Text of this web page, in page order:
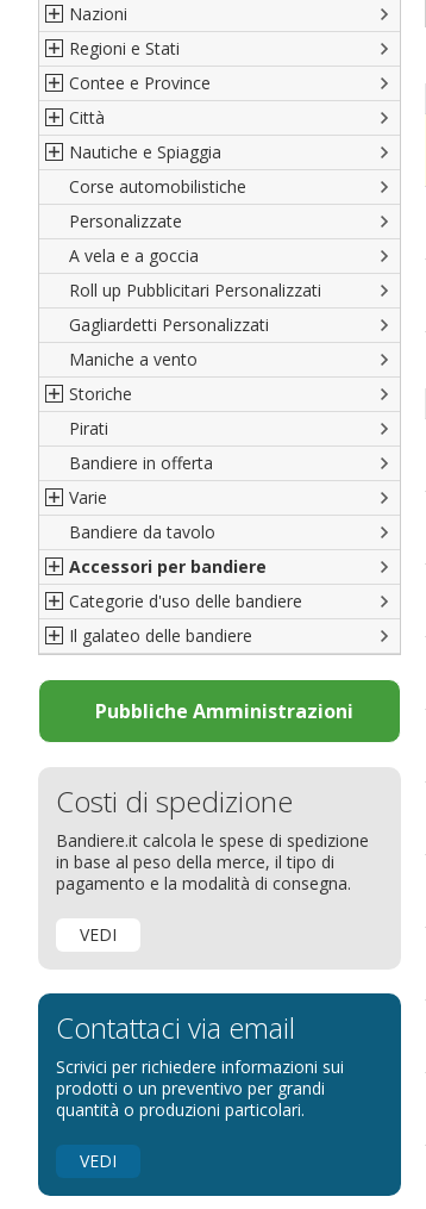
Nazioni
Nord America
Sud America
Europa
Africa
Asia
Oceania
Regioni e Stati
Regioni italiane
Territori Italiani
Stati USA
Francesi
Spagnole
Austriache
Tedesche
Regioni varie
Contee e Province
Cantoni Svizzeri
Province Italiane
Province Spagnole
Francia d'oltremare
Territori britannici d'oltremare
Varie Province del Mondo
Città
Città Italiane
Città spagnole
Città francesi
Città del mondo
Nautiche e Spiaggia
Militari e Mercantili
Codice internazionale nautico
Gran Pavese
Da spiaggia
Di cortesia
Corse automobilistiche
Personalizzate
A vela e a goccia
Roll up Pubblicitari Personalizzati
Gagliardetti Personalizzati
Maniche a vento
Storiche
Italiane
Porte di Milano
Francesi
Americane
Britanniche
Resto del Mondo
Pirati
Bandiere in offerta
Varie
Bandiere del CICAP - Think Deep
Bandiere di Orgoglio Bresciano
Organizzazioni internazionali
Diplomatiche
Bandiere Pubblicitarie
Natale e altre festività
Bandiere etniche e religiose
Bandiere da tavolo
Accessori per bandiere
Accessori per bandiere
Accessori per bandiere da tavolo
Categorie d'uso delle bandiere
Bandiere segnavento
Bandiere per sbandieratori
Bandiere per barche
Bandiere per hotel
Bandiere per eventi
Bandiere per biciclette
Bandiere per autosaloni
Bandiere Palio
Bandiere per enti pubblici
Bandiere per riserve naturali e parchi
Bandiere per musicisti
Bandiere per feste
Il galateo delle bandiere
La bandiera
Come disporre le bandiere
Dimensioni delle bandiere
Come piegare il tricolore
Pubbliche Amministrazioni
Costi di spedizione
Bandiere.it calcola le spese di spedizione
in base al peso della merce, il tipo di
pagamento e la modalità di consegna.
VEDI
Contattaci via email
Scrivici per richiedere informazioni sui
prodotti o un preventivo per grandi
quantità o produzioni particolari.
VEDI